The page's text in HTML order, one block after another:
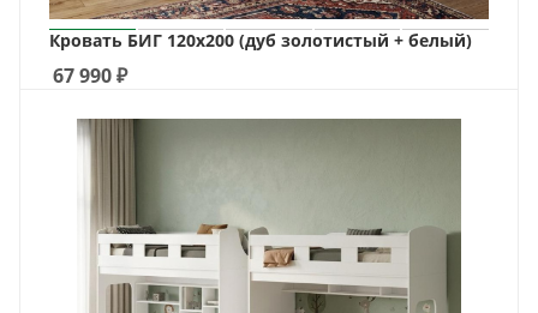
Кровать БИГ 120х200 (дуб золотистый + белый)
67 990₽